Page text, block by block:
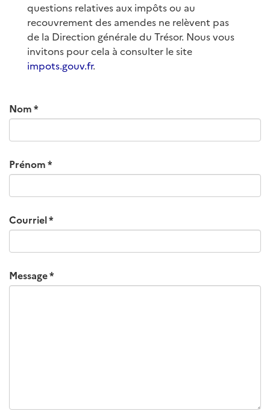
questions relatives aux impôts ou au
recouvrement des amendes ne relèvent pas
de la Direction générale du Trésor. Nous vous
invitons pour cela à consulter le site
impots.gouv.fr.
Nom
Prénom
Courriel
Message